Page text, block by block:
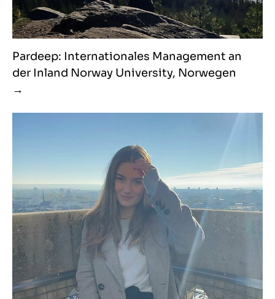
Pardeep: Internationales Management an
der Inland Norway University, Norwegen